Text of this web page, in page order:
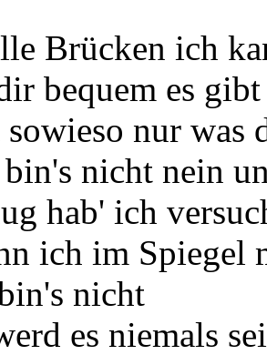
Brücken ich
bequem es
sowieso nur
nicht nein
hab' ich
ich im Spiegel
nicht
es niemals